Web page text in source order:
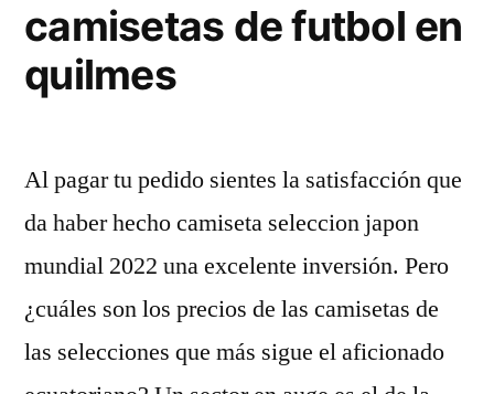
camisetas de futbol en
quilmes
Al pagar tu pedido sientes la satisfacción que
da haber hecho camiseta seleccion japon
mundial 2022 una excelente inversión. Pero
¿cuáles son los precios de las camisetas de
las selecciones que más sigue el aficionado